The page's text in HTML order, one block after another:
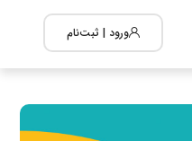
ورود | ثبت‌نام